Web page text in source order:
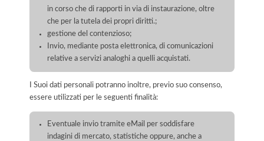
in corso che di rapporti in via di instaurazione, oltre
che per la tutela dei propri diritti.;
gestione del contenzioso;
Invio, mediante posta elettronica, di comunicazioni
relative a servizi analoghi a quelli acquistati.
I Suoi dati personali potranno inoltre, previo suo consenso,
essere utilizzati per le seguenti finalità:
Eventuale invio tramite eMail per soddisfare
indagini di mercato, statistiche oppure, anche a